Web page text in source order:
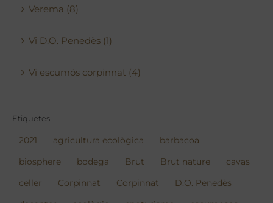
Verema (8)
Vi D.O. Penedès (1)
Vi escumós corpinnat (4)
Etiquetes
2021 agricultura ecològica barbacoa
biosphere bodega Brut Brut nature cavas
celler Corpinnat Corpinnat D.O. Penedès